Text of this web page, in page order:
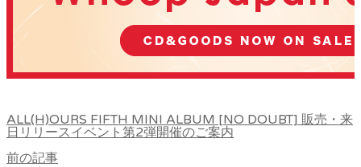
ALL(H)OURS FIFTH MINI ALBUM [NO DOUBT] 販売・来
日リリースイベント第2弾開催のご案内
前の記事